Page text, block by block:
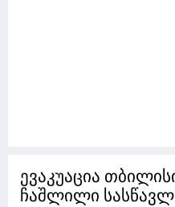
ევაკუაცია
ჩაშლილი